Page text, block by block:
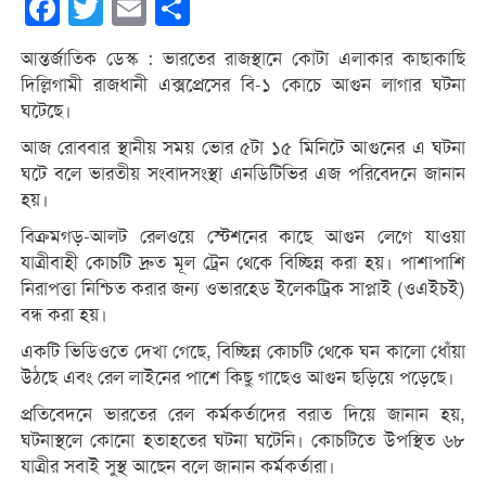
Facebook
Twitter Email
আন্তর্জাতিক ডেস্ক : ভারতের রাজস্থানে কোটা এলাকার কাছাকাছি
দিল্লিগামী রাজধানী এক্সপ্রেসের বি-১ কোচে আগুন লাগার ঘটনা
ঘটেছে।
আজ রোববার স্থানীয় সময় ভোর ৫টা ১৫ মিনিটে আগুনের এ ঘটনা
ঘটে বলে ভারতীয় সংবাদসংস্থা এনডিটিভির এজ পরিবেদনে জানান
হয়।
বিক্রমগড়-আলট রেলওয়ে স্টেশনের কাছে আগুন লেগে যাওয়া
যাত্রীবাহী কোচটি দ্রুত মূল ট্রেন থেকে বিচ্ছিন্ন করা হয়। পাশাপাশি
নিরাপত্তা নিশ্চিত করার জন্য ওভারহেড ইলেকট্রিক সাপ্লাই (ওএইচই)
বন্ধ করা হয়।
একটি ভিডিওতে দেখা গেছে, বিচ্ছিন্ন কোচটি থেকে ঘন কালো ধোঁয়া
উঠছে এবং রেল লাইনের পাশে কিছু গাছেও আগুন ছড়িয়ে পড়েছে।
প্রতিবেদনে ভারতের রেল কর্মকর্তাদের বরাত দিয়ে জানান হয়,
ঘটনাস্থলে কোনো হতাহতের ঘটনা ঘটেনি। কোচটিতে উপস্থিত ৬৮
যাত্রীর সবাই সুস্থ আছেন বলে জানান কর্মকর্তারা।